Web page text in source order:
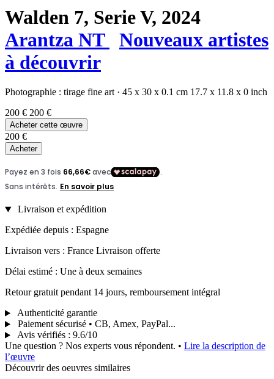
Walden 7, Serie V, 2024
Arantza NT
Nouveaux artistes
à découvrir
Photographie : tirage fine art · 45 x 30 x 0.1 cm 17.7 x 11.8 x 0 inch
200 € 200 €
Acheter cette œuvre
200 €
Acheter
Livraison et expédition
Expédiée depuis : Espagne
Livraison vers : France Livraison offerte
Délai estimé : Une à deux semaines
Retour gratuit pendant 14 jours, remboursement intégral
Authenticité garantie
Paiement sécurisé • CB, Amex, PayPal...
Avis vérifiés : 9.6/10
Une question ? Nos experts vous répondent. • Lire la description de
l’œuvre
Découvrir des oeuvres similaires